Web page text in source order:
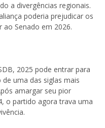
a divergências regionais.
poderia prejudicar os
ao Senado em 2026.
2025 pode entrar para
uma das siglas mais
amargar seu pior
o partido agora trava uma